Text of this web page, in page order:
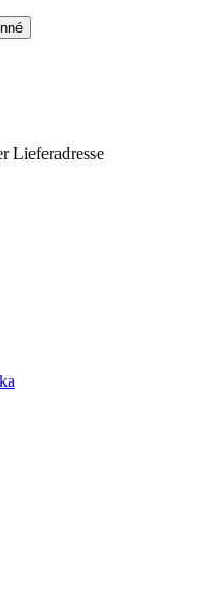
Lieferadresse